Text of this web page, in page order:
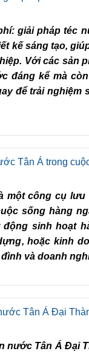
giải pháp téc
kế sáng tạo,
Với các sản
đáng kể mà
để trải nghiệm
Tân Á trong
một công cụ
sống hàng
sinh hoạt
hoặc kinh
và doanh
Tân Á Đại
nước Tân Á Đại